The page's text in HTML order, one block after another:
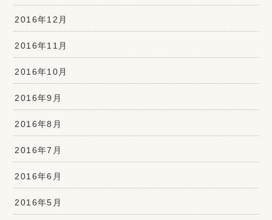
2016年12月
2016年11月
2016年10月
2016年9月
2016年8月
2016年7月
2016年6月
2016年5月